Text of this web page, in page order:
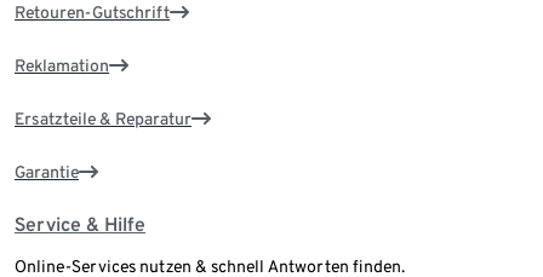
Retouren-Gutschrift
Reklamation
Ersatzteile & Reparatur
Garantie
Service & Hilfe
Online-Services nutzen & schnell Antworten finden.